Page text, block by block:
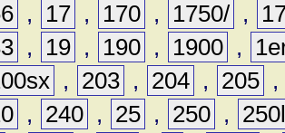
, 17 , 170 , 1750/ ,
, 19 , 190 , 1900 ,
, 203 , 204 , 205 ,
, 240 , 25 , 250 ,